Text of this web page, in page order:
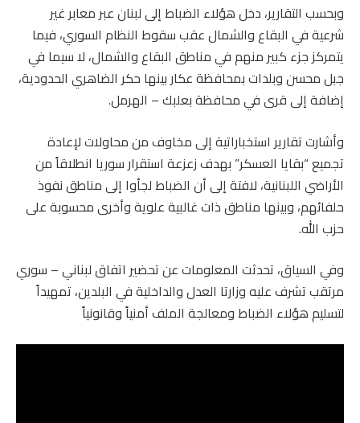
وبحسب التقارير، دخل هؤلاء الضباط إلى لبنان عبر معابر غير
شرعية في البقاع والشمال عقب سقوط النظام السوري، فيما
يتمركز جزء كبير منهم في مناطق البقاع والشمال، لا سيما في
جبل محسن وبلدات بمحافظة عكار بينها حكر الضاهري الحدودية،
إضافة إلى قرى في محافظة بعلبك – الهرمل.
وأشارت تقارير استخباراتية إلى مخاوف من محاولات لإعادة
تجميع “بقايا العسكر” بهدف زعزعة استقرار سوريا انطلاقاً من
الأراضي اللبنانية، لافتة إلى أن الضباط لجأوا إلى مناطق نفوذ
حلفائهم، وبينها مناطق ذات غالبية علوية وأخرى محسوبة على
حزب الله.
وفي السياق، تحدثت المعلومات عن تحضير اتفاق لبناني – سوري
مرتقب تشرف عليه وزارتا العدل والداخلية في البلدين، تمهيداً
لتسليم هؤلاء الضباط ومعالجة الملف أمنياً وقانونياً